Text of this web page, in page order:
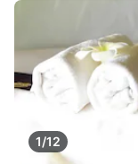
1/12